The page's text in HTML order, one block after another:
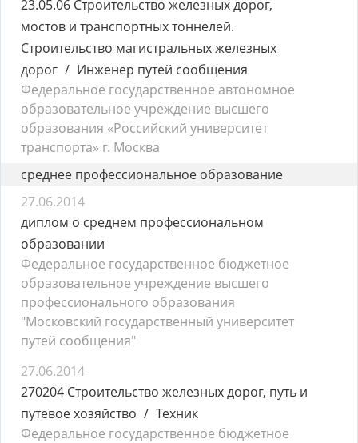
23.05.06 Строительство железных дорог,
мостов и транспортных тоннелей.
Строительство магистральных железных
дорог
Инженер путей сообщения
Федеральное государственное автономное
образовательное учреждение высшего
образования «Российский университет
транспорта» г. Москва
среднее профессиональное образование
27.06.2014
диплом о среднем профессиональном
образовании
Федеральное государственное бюджетное
образовательное учреждение высшего
профессионального образования
"Московский государственный университет
путей сообщения"
27.06.2014
270204 Строительство железных дорог, путь и
путевое хозяйство
Техник
Федеральное государственное бюджетное